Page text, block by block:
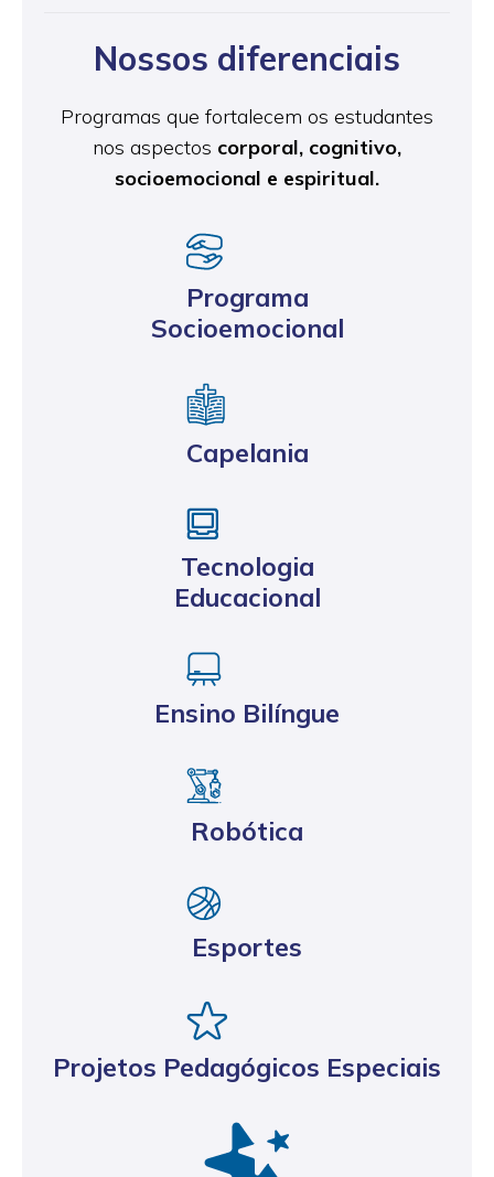
Nossos diferenciais
Programas que fortalecem os estudantes
nos aspectos corporal, cognitivo,
socioemocional e espiritual.
Programa
Socioemocional
Capelania
Tecnologia
Educacional
Ensino Bilíngue
Robótica
Esportes
Projetos Pedagógicos Especiais